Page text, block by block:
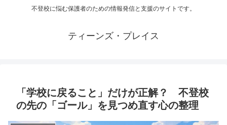
不登校に悩む保護者のための情報発信と支援のサイトです。
ティーンズ・プレイス
「学校に戻ること」だけが正解？ 不登校
の先の「ゴール」を見つめ直す心の整理